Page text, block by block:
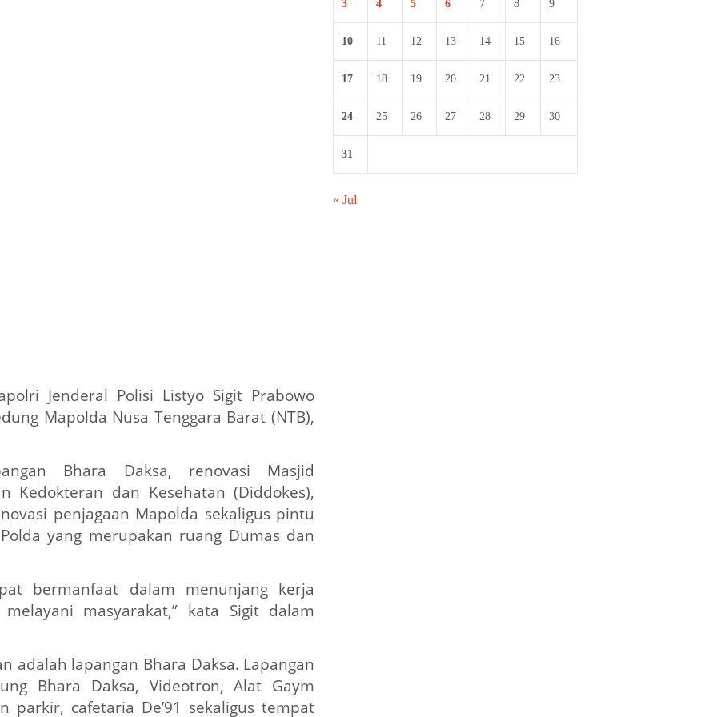
Jenderal Polisi Listyo Sigit Prabowo
Mapolda Nusa Tenggara Barat (NTB),
Bhara Daksa, renovasi Masjid
Kedokteran dan Kesehatan (Diddokes),
penjagaan Mapolda sekaligus pintu
yang merupakan ruang Dumas dan
bermanfaat dalam menunjang kerja
masyarakat,” kata Sigit dalam
adalah lapangan Bhara Daksa. Lapangan
Bhara Daksa, Videotron, Alat Gaym
parkir, cafetaria De’91 sekaligus tempat
3 4 5 6 7 8 9
10 11 12 13 14 15 16
17 18 19 20 21 22 23
24 25 26 27 28 29 30
31
« Jul